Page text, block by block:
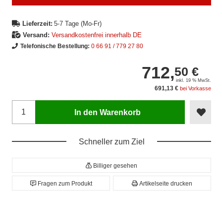
Lieferzeit: 5-7 Tage (Mo-Fr)
Versand: Versandkostenfrei innerhalb DE
Telefonische Bestellung: 0 66 91 / 779 27 80
712,50 €
inkl. 19 % MwSt.
691,13 € bei Vorkasse
In den Warenkorb
Schneller zum Ziel
Billiger gesehen
Fragen zum Produkt Artikelseite drucken